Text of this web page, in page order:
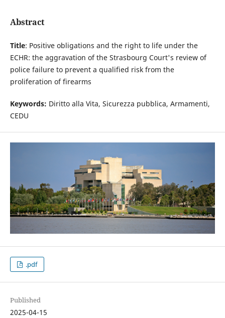
Abstract
Title: Positive obligations and the right to life under the
ECHR: the aggravation of the Strasbourg Court's review of
police failure to prevent a qualified risk from the
proliferation of firearms
Keywords: Diritto alla Vita, Sicurezza pubblica, Armamenti,
CEDU
.pdf
Published
2025-04-15